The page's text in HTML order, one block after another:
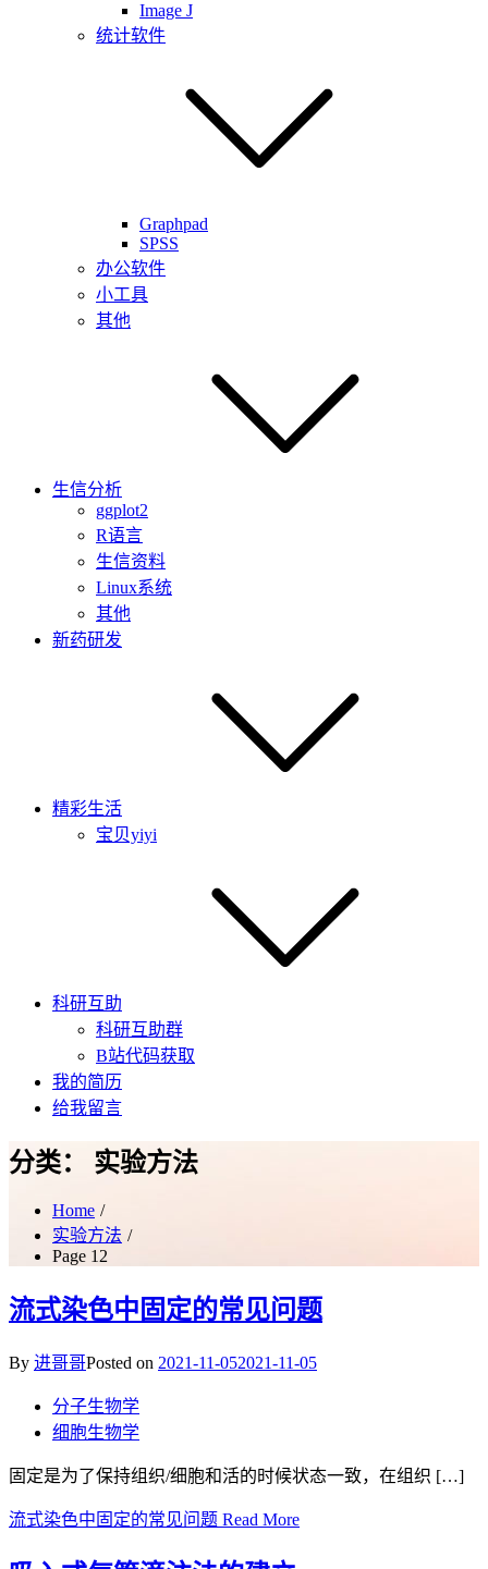
Image J
统计软件
Graphpad
SPSS
办公软件
小工具
其他
生信分析
ggplot2
R语言
生信资料
Linux系统
其他
新药研发
精彩生活
宝贝yiyi
科研互助
科研互助群
B站代码获取
我的简历
给我留言
分类： 实验方法
Home
实验方法
Page 12
流式染色中固定的常见问题
By 进哥哥Posted on 2021-11-052021-11-05
分子生物学
细胞生物学
固定是为了保持组织/细胞和活的时候状态一致，在组织 […]
流式染色中固定的常见问题 Read More